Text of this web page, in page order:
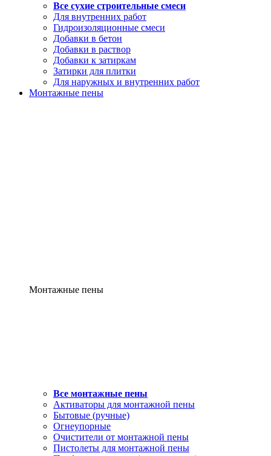
Все сухие строительные смеси
Для внутренних работ
Гидроизоляционные смеси
Добавки в бетон
Добавки в раствор
Добавки к затиркам
Затирки для плитки
Для наружных и внутренних работ
Монтажные пены
Монтажные пены
Все монтажные пены
Активаторы для монтажной пены
Бытовые (ручные)
Огнеупорные
Очистители от монтажной пены
Пистолеты для монтажной пены